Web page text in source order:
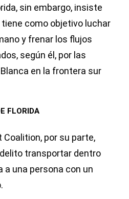
sin embargo, insiste
como objetivo luchar
y frenar los flujos
según él, por las
en la frontera sur
FLORIDA
Coalition, por su parte,
transportar dentro
a una persona con un